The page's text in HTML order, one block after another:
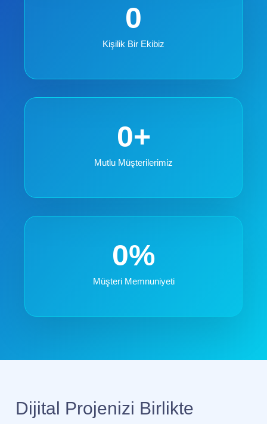
Kişilik Bir Ekibiz
0
Mutlu Müşterilerimiz
0+
Müşteri Memnuniyeti
0%
Dijital Projenizi Birlikte